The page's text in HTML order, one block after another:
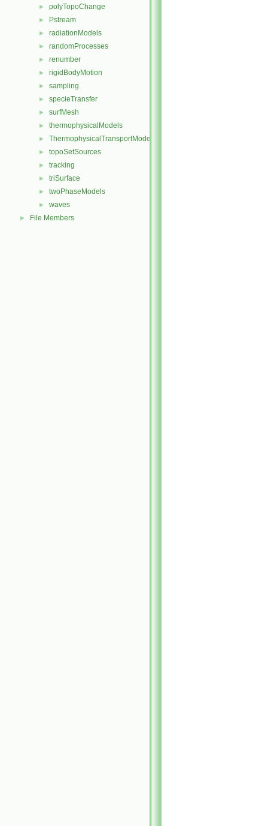
► polyTopoChange
► Pstream
► radiationModels
► randomProcesses
► renumber
► rigidBodyMotion
► sampling
► specieTransfer
► surfMesh
► thermophysicalModels
► ThermophysicalTransportModels
► topoSetSources
► tracking
► triSurface
► twoPhaseModels
► waves
► File Members